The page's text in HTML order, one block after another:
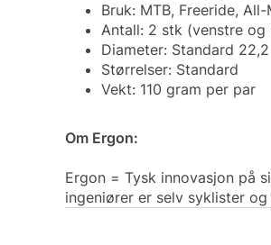
Bruk: MTB, Freeride,
Antall: 2 stk (venstre og
Diameter: Standard
Størrelser: Standard
Vekt: 110 gram per par
Om Ergon:
Ergon = Tysk innovasjon på
ingeniører er selv syklister